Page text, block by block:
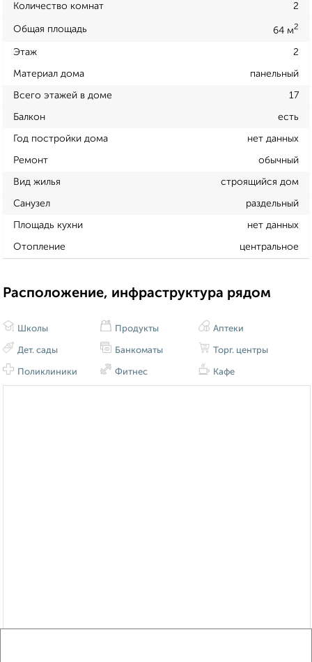
Количество комнат 2
Общая площадь 64 м2
Этаж 2
Материал дома панельный
Всего этажей в доме 17
Балкон есть
Год постройки дома нет данных
Ремонт обычный
Вид жилья строящийся дом
Санузел раздельный
Площадь кухни нет данных
Отопление центральное
Расположение, инфраструктура рядом
Школы
Дет. сады
Поликлиники
Продукты
Банкоматы
Фитнес
Аптеки
Торг. центры
Кафе